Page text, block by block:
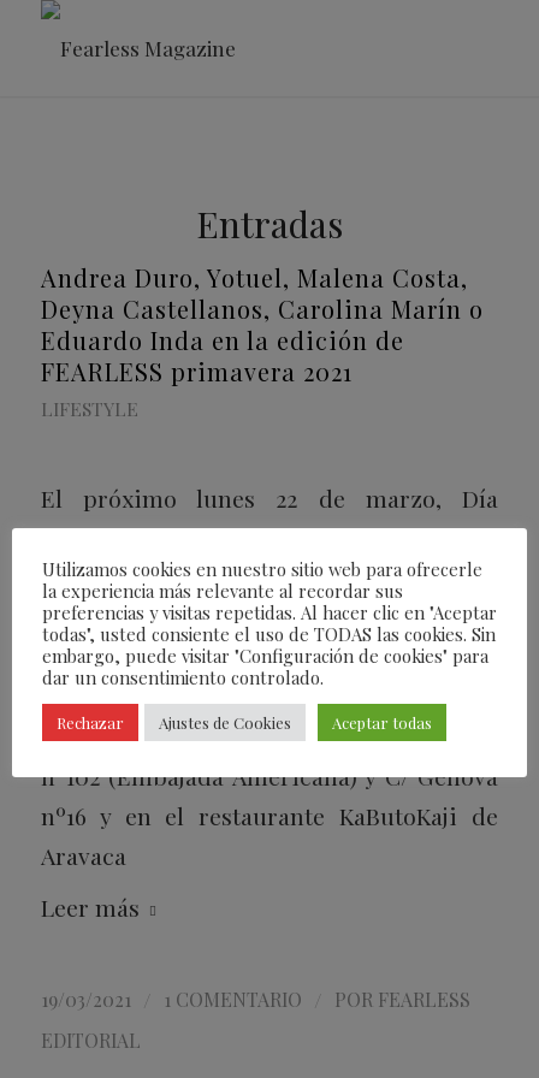
Entradas
Andrea Duro, Yotuel, Malena Costa,
Deyna Castellanos, Carolina Marín o
Eduardo Inda en la edición de
FEARLESS primavera 2021
LIFESTYLE
El próximo lunes 22 de marzo, Día
Mundial del Agua, se podrá adquirir la
nueva edición cápsula de la revista
Fearless ® (junto al suplemento de danza
con Blanca Li) en cualquier de los 10
establecimientos deSanchez Romero
Madrid, en el quiosco de la C/Serrano
nº102 (Embajada Americana) y C/ Génova
nº16 y en el restaurante KaButoKaji de
Aravaca
Leer más
19/03/2021 1 COMENTARIO POR FEARLESS
EDITORIAL
Utilizamos cookies en nuestro sitio web para ofrecerle
la experiencia más relevante al recordar sus
preferencias y visitas repetidas. Al hacer clic en "Aceptar
todas", usted consiente el uso de TODAS las cookies. Sin
embargo, puede visitar "Configuración de cookies" para
dar un consentimiento controlado.
Rechazar Ajustes de Cookies Aceptar todas